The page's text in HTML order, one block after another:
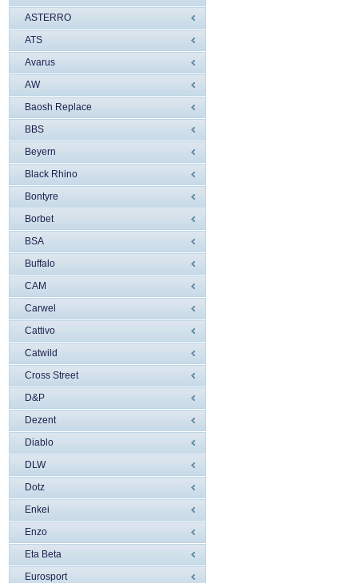
ASTERRO
ATS
Avarus
AW
Baosh Replace
BBS
Beyern
Black Rhino
Bontyre
Borbet
BSA
Buffalo
CAM
Carwel
Cattivo
Catwild
Cross Street
D&P
Dezent
Diablo
DLW
Dotz
Enkei
Enzo
Eta Beta
Eurosport